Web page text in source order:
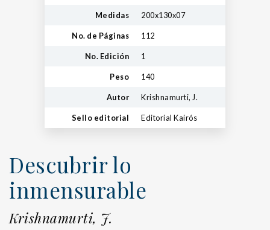
Medidas 200x130x07
No. de Páginas 112
No. Edición 1
Peso 140
Autor Krishnamurti, J.
Sello editorial Editorial Kairós
Descubrir lo
inmensurable
Krishnamurti, J.